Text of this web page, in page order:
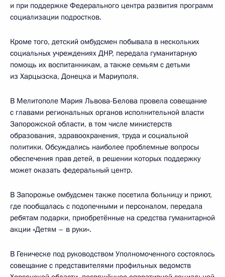
и при поддержке Федерального центра развития программ
социализации подростков.
Кроме того, детский омбудсмен побывала в нескольких
социальных учреждениях ДНР, передала гуманитарную
помощь их воспитанникам, а также семьям с детьми
из Харцызска, Донецка и Мариуполя.
В Мелитополе Мария Львова-Белова провела совещание
с главами региональных органов исполнительной власти
Запорожской области, в том числе министерств
образования, здравоохранения, труда и социальной
политики. Обсуждались наиболее проблемные вопросы
обеспечения прав детей, в решении которых поддержку
может оказать федеральный центр.
В Запорожье омбудсмен также посетила больницу и приют,
где пообщалась с подопечными и персоналом, передала
ребятам подарки, приобретённые на средства гуманитарной
акции «Детям – в руки».
В Геническе под руководством Уполномоченного состоялось
совещание с представителями профильных ведомств